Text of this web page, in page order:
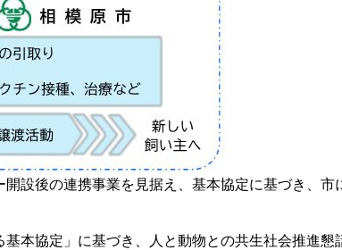
設後の連携事業を見据え、基本協定に基づき、市
本協定」に基づき、人と動物との共生社会推進懇